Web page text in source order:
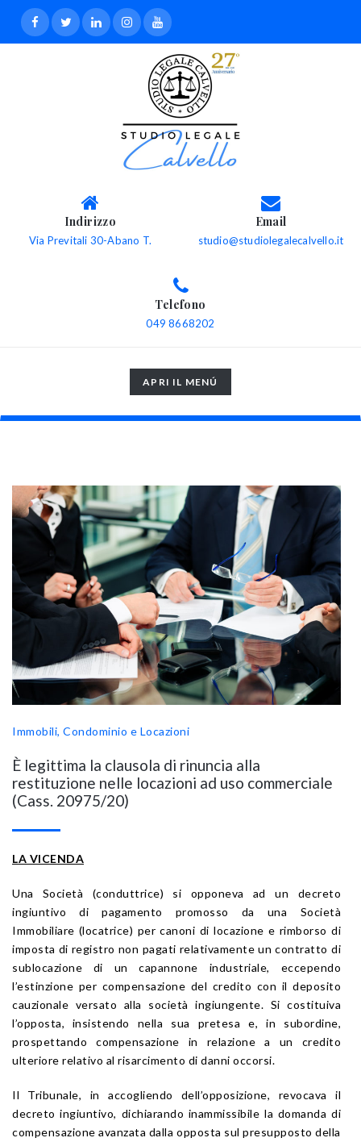
Indirizzo
Via Previtali 30-Abano T.
Email
studio@studiolegalecalvello.it
Telefono
049 8668202
TOGGLE
NAVIGATION
APRI IL MENÚ
Immobili, Condominio e Locazioni
È legittima la clausola di rinuncia alla
restituzione nelle locazioni ad uso commerciale
(Cass. 20975/20)
LA VICENDA
Una Società (conduttrice) si opponeva ad un decreto
ingiuntivo di pagamento promosso da una Società
Immobiliare (locatrice) per canoni di locazione e rimborso di
imposta di registro non pagati relativamente un contratto di
sublocazione di un capannone industriale, eccependo
l’estinzione per compensazione del credito con il deposito
cauzionale versato alla società ingiungente. Si costituiva
l’opposta, insistendo nella sua pretesa e, in subordine,
prospettando compensazione in relazione a un credito
ulteriore relativo al risarcimento di danni occorsi.
Il Tribunale, in accogliendo dell’opposizione, revocava il
decreto ingiuntivo, dichiarando inammissibile la domanda di
compensazione avanzata dalla opposta sul presupposto della